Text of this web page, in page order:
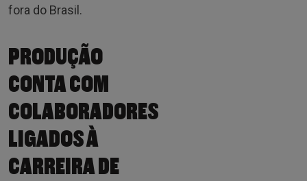
fora do Brasil.
PRODUÇÃO
CONTA COM
COLABORADORES
LIGADOS À
CARREIRA DE